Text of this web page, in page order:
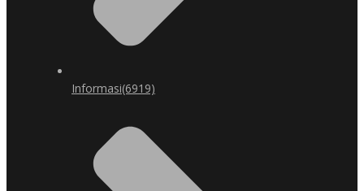
Informasi(6919)